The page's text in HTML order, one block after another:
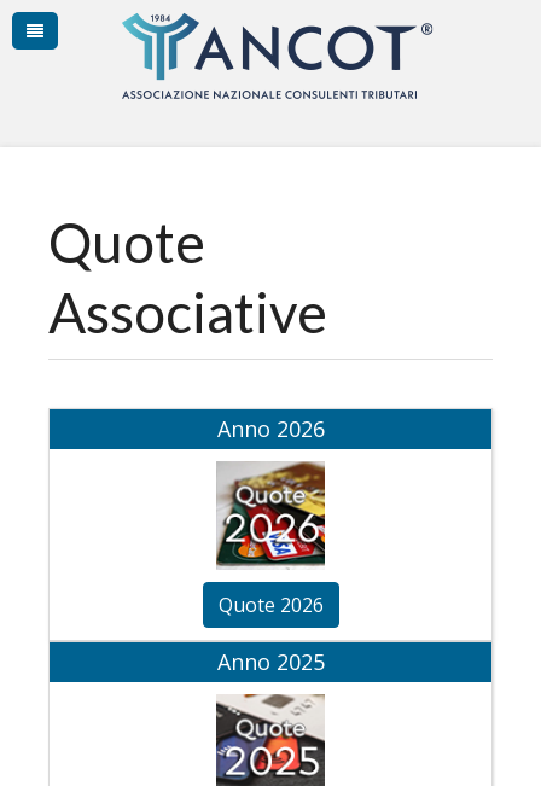
Quote
Associative
Anno 2026
Quote 2026
Anno 2025